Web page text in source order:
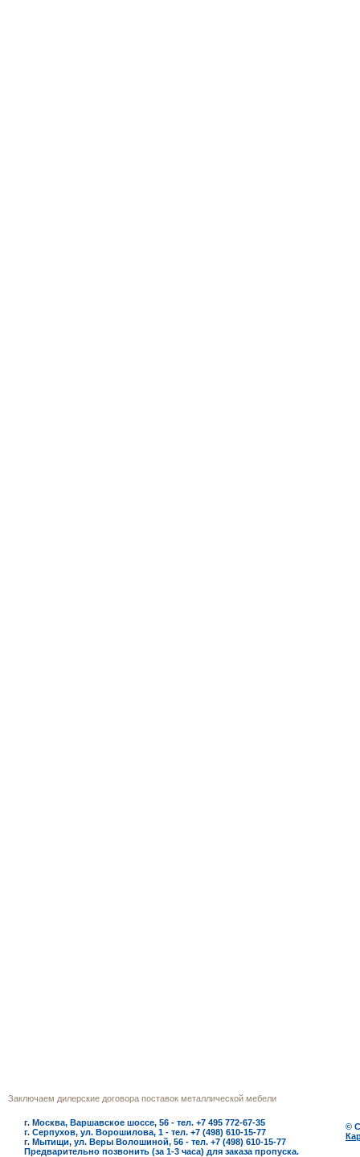
Заключаем дилерские договора поставок металлической мебели
г. Москва, Варшавское шоссе, 56 - тел. +7 495 772-67-35
г. Серпухов, ул. Ворошилова, 1 - тел. +7 (498) 610-15-77
г. Мытищи, ул. Веры Волошиной, 56 - тел. +7 (498) 610-15-77
Предварительно позвонить (за 1-3 часа) для заказа пропуска.
©